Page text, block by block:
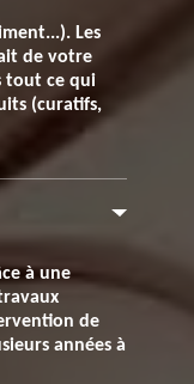
Les
de votre
tout ce qui
(curatifs,
à une
de
années à